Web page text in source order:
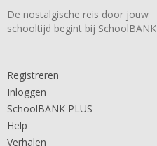
De nostalgische reis door jouw
schooltijd begint bij SchoolBANK
Registreren
Inloggen
SchoolBANK PLUS
Help
Verhalen